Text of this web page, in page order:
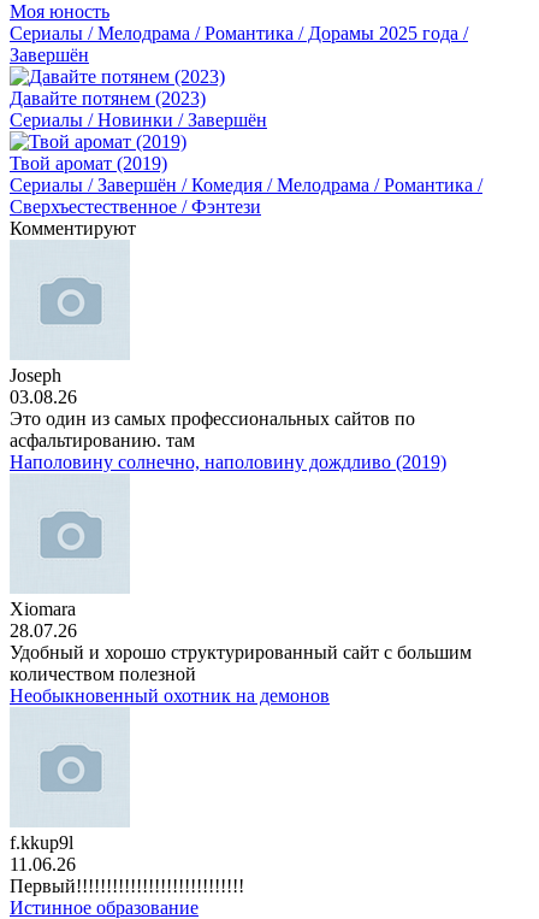
Моя юность
Сериалы / Мелодрама / Романтика / Дорамы 2025 года /
Завершён
Давайте потянем (2023)
Сериалы / Новинки / Завершён
Твой аромат (2019)
Сериалы / Завершён / Комедия / Мелодрама / Романтика /
Сверхъестественное / Фэнтези
Комментируют
Joseph
03.08.26
Это один из самых профессиональных сайтов по
асфальтированию. там
Наполовину солнечно, наполовину дождливо (2019)
Xiomara
28.07.26
Удобный и хорошо структурированный сайт с большим
количеством полезной
Необыкновенный охотник на демонов
f.kkup9l
11.06.26
Первый!!!!!!!!!!!!!!!!!!!!!!!!!!!!
Истинное образование